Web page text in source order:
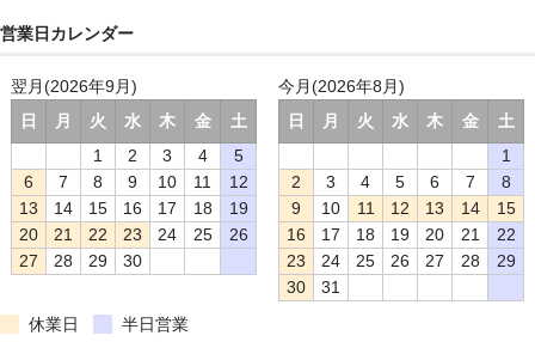
営業日カレンダー
今月(2026年8月)
日
月 火 水 木 金
土
1
2
3 4 5 6 7
8
9
10 11 12 13 14
15
16
17 18 19 20 21
22
23
24 25 26 27 28
29
30
31
翌月(2026年9月)
日
月 火 水 木 金
土
1
2 3 4
5
6
7 8 9 10 11
12
13
14 15 16 17 18
19
20
21 22 23 24 25
26
27
28 29 30
休業日 半日営業